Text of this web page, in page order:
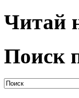
Читай
Поиск